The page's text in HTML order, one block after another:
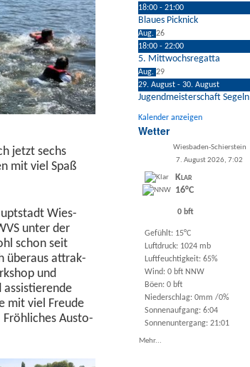
jet­zt sechs
mit viel Spaß
Wies­
unter der
schon seit
über­aus attrak­
und
assistierende
mit viel Freude
Fröh­lich­es Aus­to­
18:00 - 21:00
Blaues Picknick
Aug. 26
18:00 - 22:00
5. Mittwochsregatta
Aug. 29
29. August - 30. August
Jugendmeisterschaft Segeln
Kalender anzeigen
Wetter
Wiesbaden-Schierstein
7. August 2026, 7:02
Klar
16°C
0 bft
Gefühlt: 15°C
Luftdruck: 1024 mb
Luftfeuchtigkeit: 65%
Wind: 0 bft NNW
Böen: 0 bft
Niederschlag: 0mm /0%
Sonnenaufgang: 6:04
Sonnenuntergang: 21:01
Mehr...